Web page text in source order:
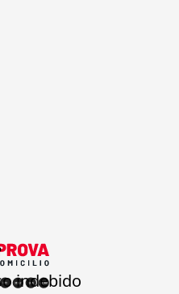
indebido